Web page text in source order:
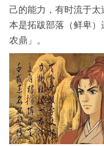
己的能力，有时流于
本是拓跋部落（鲜卑
农鼎」。